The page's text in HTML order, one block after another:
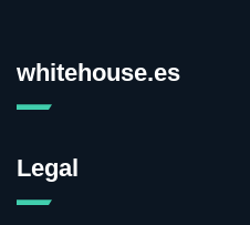
whitehouse.es
Legal